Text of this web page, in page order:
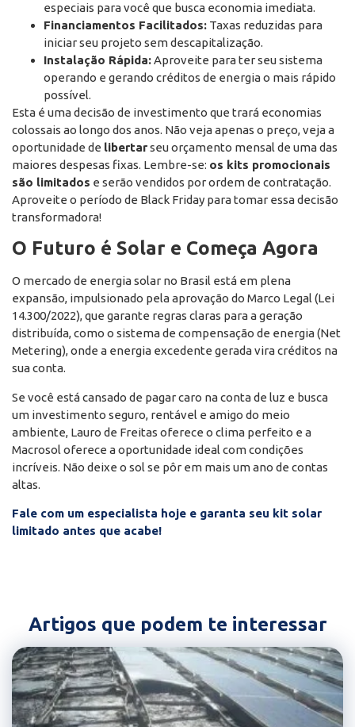
especiais para você que busca economia imediata.
Financiamentos Facilitados: Taxas reduzidas para
iniciar seu projeto sem descapitalização.
Instalação Rápida:Aproveite para ter seu sistema
operando e gerando créditos de energia o mais rápido
possível.
Esta é uma decisão de investimento que trará economias
colossais ao longo dos anos. Não veja apenas o preço, veja a
oportunidade de libertarseu orçamento mensal de uma das
maiores despesas fixas. Lembre-se: os kits promocionais
são limitados e serão vendidos por ordem de contratação.
Aproveite o período de Black Friday para tomar essa decisão
transformadora!
O Futuro é Solar e Começa Agora
O mercado de energia solar no Brasil está em plena
expansão, impulsionado pela aprovação do Marco Legal (Lei
14.300/2022), que garante regras claras para a geração
distribuída, como o sistema de compensação de energia (Net
Metering), onde a energia excedente gerada vira créditos na
sua conta.
Se você está cansado de pagar caro na conta de luz e busca
um investimento seguro, rentável e amigo do meio
ambiente, Lauro de Freitas oferece o clima perfeito e a
Macrosol oferece a oportunidade ideal com condições
incríveis. Não deixe o sol se pôr em mais um ano de contas
altas.
Fale com um especialista hoje e garanta seu kit solar
limitado antes que acabe!
Artigos que podem te interessar